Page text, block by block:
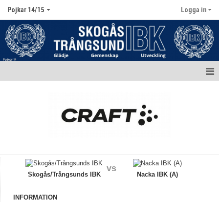
Pojkar 14/15 Logga in
Truppen / Kontakt
Bildgalleri
Skogås/Trångsunds IBK
vs
Nacka IBK (A)
INFORMATION